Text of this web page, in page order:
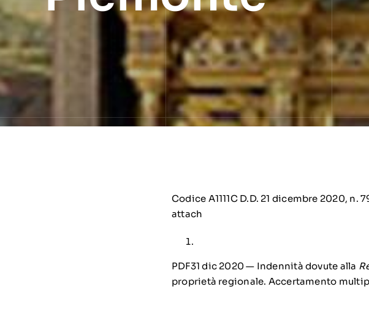
Codice A1111C D.D. 21 dicembre 2020,
attach
PDF31 dic 2020 — Indennità dovute alla
proprietà regionale. Accertamento